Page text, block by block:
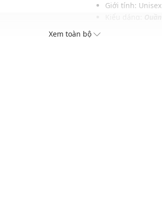
Giới tính: Unisex
Xem toàn bộ